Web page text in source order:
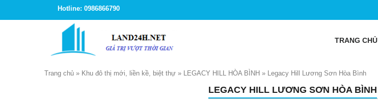
Hotline: 0986866790
TRANG CHỦ
Trang chủ » Khu đô thị mới, liền kề, biệt thự » LEGACY HILL HÒA BÌNH » Legacy Hill Lương Sơn Hòa Bình
LEGACY HILL LƯƠNG SƠN HÒA BÌNH